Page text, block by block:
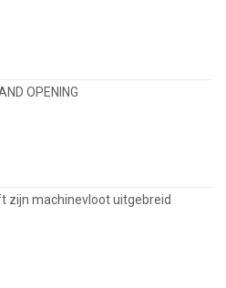
OPENING
zijn machinevloot uitgebreid